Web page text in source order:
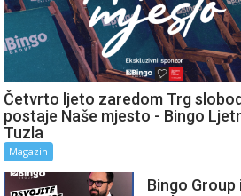
Četvrto ljeto zaredom Trg
postaje Naše mjesto - Bingo
Tuzla
Magazin
Bingo Group